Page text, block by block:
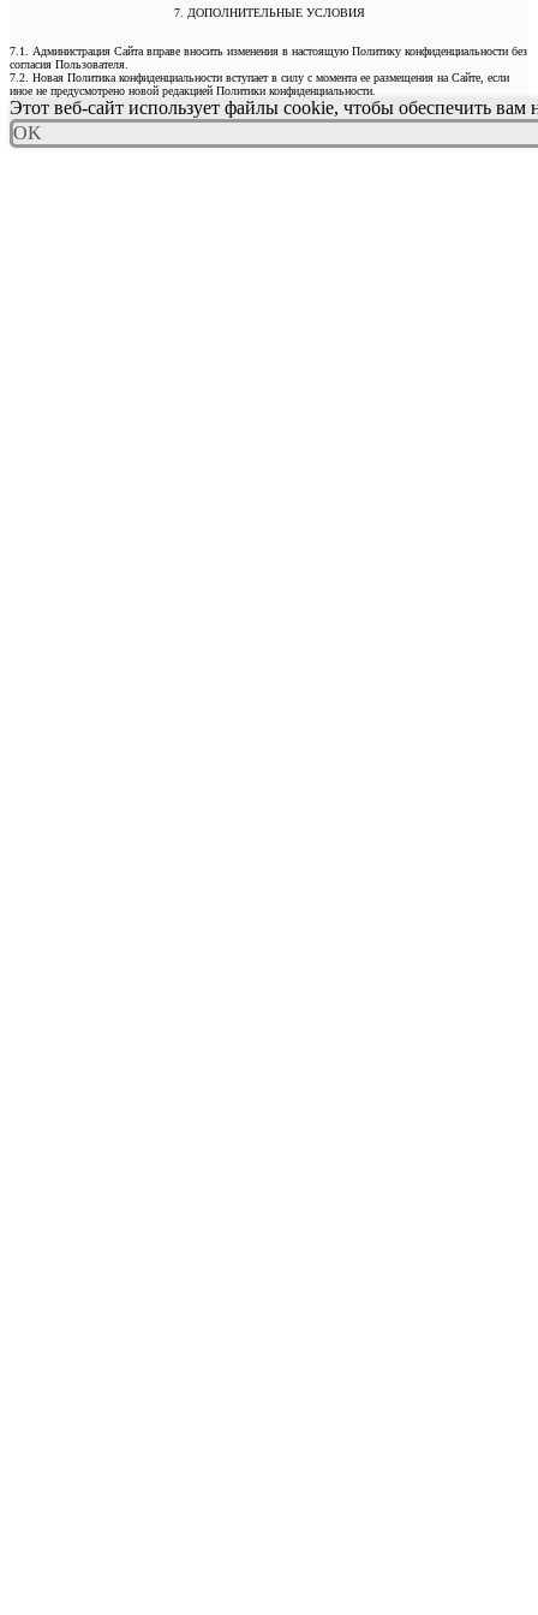
7. ДОПОЛНИТЕЛЬНЫЕ УСЛОВИЯ
7.1. Администрация Сайта вправе вносить изменения в настоящую Политику конфиденциальности без
согласия Пользователя.
7.2. Новая Политика конфиденциальности вступает в силу с момента ее размещения на Сайте, если
иное не предусмотрено новой редакцией Политики конфиденциальности.
Этот веб-сайт использует файлы cookie, чтобы обеспечить вам
OK